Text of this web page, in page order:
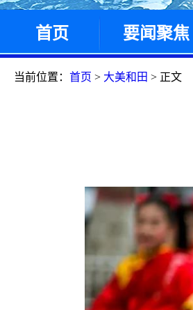
首页 要闻聚焦
当前位置： 首页 > 大美和田 > 正文